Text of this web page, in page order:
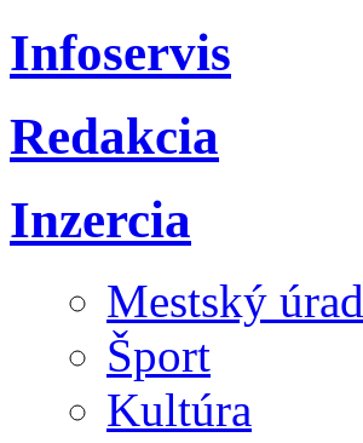
Infoservis
Redakcia
Inzercia
Mestský úrad
Šport
Kultúra